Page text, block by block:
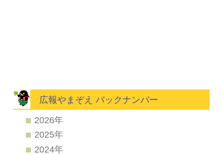
広報やまぞえ バックナンバー
2026年
2025年
2024年